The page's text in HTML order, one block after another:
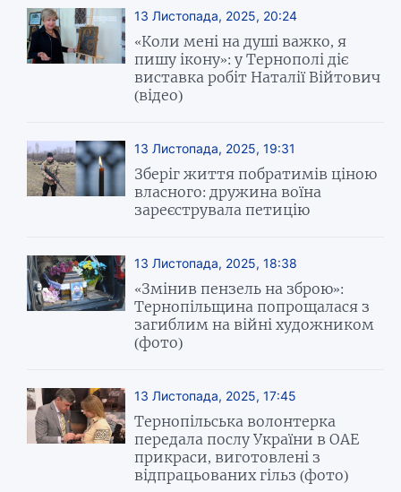
13 Листопада, 2025, 20:24
«Коли мені на душі важко, я
пишу ікону»: у Тернополі діє
виставка робіт Наталії Війтович
(відео)
13 Листопада, 2025, 19:31
Зберіг життя побратимів ціною
власного: дружина воїна
зареєструвала петицію
13 Листопада, 2025, 18:38
«Змінив пензель на зброю»:
Тернопільщина попрощалася з
загиблим на війні художником
(фото)
13 Листопада, 2025, 17:45
Тернопільська волонтерка
передала послу України в ОАЕ
прикраси, виготовлені з
відпрацьованих гільз (фото)